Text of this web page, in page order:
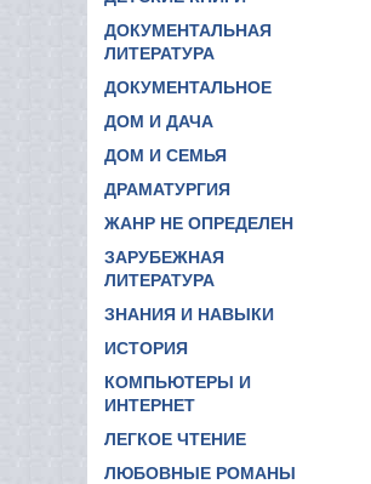
ДОКУМЕНТАЛЬНАЯ
ЛИТЕРАТУРА
ДОКУМЕНТАЛЬНОЕ
ДОМ И ДАЧА
ДОМ И СЕМЬЯ
ДРАМАТУРГИЯ
ЖАНР НЕ ОПРЕДЕЛЕН
ЗАРУБЕЖНАЯ
ЛИТЕРАТУРА
ЗНАНИЯ И НАВЫКИ
ИСТОРИЯ
КОМПЬЮТЕРЫ И
ИНТЕРНЕТ
ЛЕГКОЕ ЧТЕНИЕ
ЛЮБОВНЫЕ РОМАНЫ